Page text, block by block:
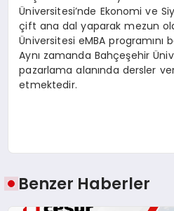
Üniversitesi’nde Ekonomi ve
çift ana dal yaparak mezun
Üniversitesi eMBA programını
Aynı zamanda Bahçeşehir
pazarlama alanında dersler
etmektedir.
Benzer Haberler